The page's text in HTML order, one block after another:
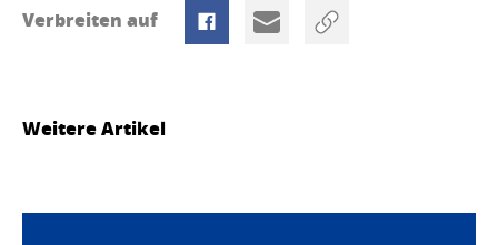
Verbreiten auf
Weitere Artikel